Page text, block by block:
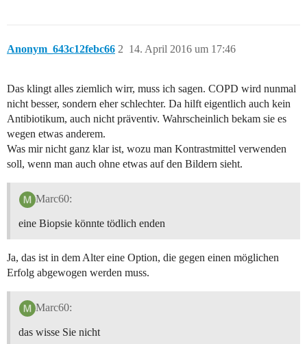
Anonym_643c12febc66 14. April 2016 um 17:46
2
Das klingt alles ziemlich wirr, muss ich sagen. COPD wird nunmal
nicht besser, sondern eher schlechter. Da hilft eigentlich auch kein
Antibiotikum, auch nicht präventiv. Wahrscheinlich bekam sie es
wegen etwas anderem.
Was mir nicht ganz klar ist, wozu man Kontrastmittel verwenden
soll, wenn man auch ohne etwas auf den Bildern sieht.
Marc60:
eine Biopsie könnte tödlich enden
Ja, das ist in dem Alter eine Option, die gegen einen möglichen
Erfolg abgewogen werden muss.
Marc60:
das wisse Sie nicht